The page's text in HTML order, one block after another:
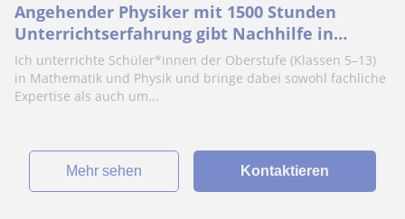
Angehender Physiker mit 1500 Stunden
Unterrichtserfahrung gibt Nachhilfe in
Mathematik, Physik – in Ost-Hamburg (alle
Klassenstufen & Abitur)
Ich unterrichte Schüler*innen der Oberstufe (Klassen 5–13)
in Mathematik und Physik und bringe dabei sowohl fachliche
Expertise als auch um...
Mehr sehen Kontaktieren